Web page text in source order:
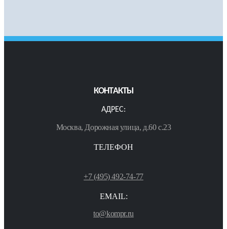
КОНТАКТЫ
АДРЕС:
Москва, Дорожная улица, д.60 с.23
ТЕЛЕФОН
+7 (495) 492-74-77
EMAIL:
to@kompr.ru